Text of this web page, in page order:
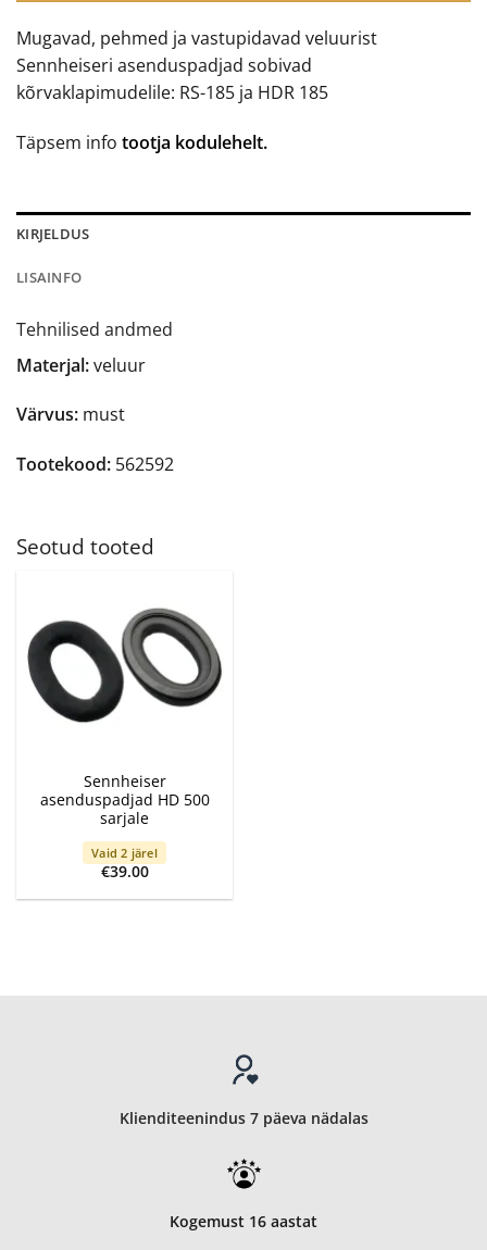
Mugavad, pehmed ja vastupidavad veluurist
Sennheiseri asenduspadjad sobivad
kõrvaklapimudelile: RS-185 ja HDR 185
Täpsem info tootja kodulehelt.
KIRJELDUS
LISAINFO
Tehnilised andmed
Materjal:veluur
Värvus: must
Tootekood: 562592
Seotud tooted
Sennheiser
asenduspadjad HD 500
sarjale
Vaid 2 järel
€39.00
Klienditeenindus 7 päeva nädalas
Kogemust 16 aastat